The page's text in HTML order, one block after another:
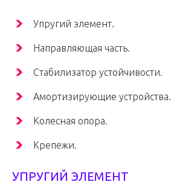
Упругий элемент.
Направляющая часть.
Стабилизатор устойчивости.
Амортизирующие устройства.
Колесная опора.
Крепежи.
УПРУГИЙ ЭЛЕМЕНТ